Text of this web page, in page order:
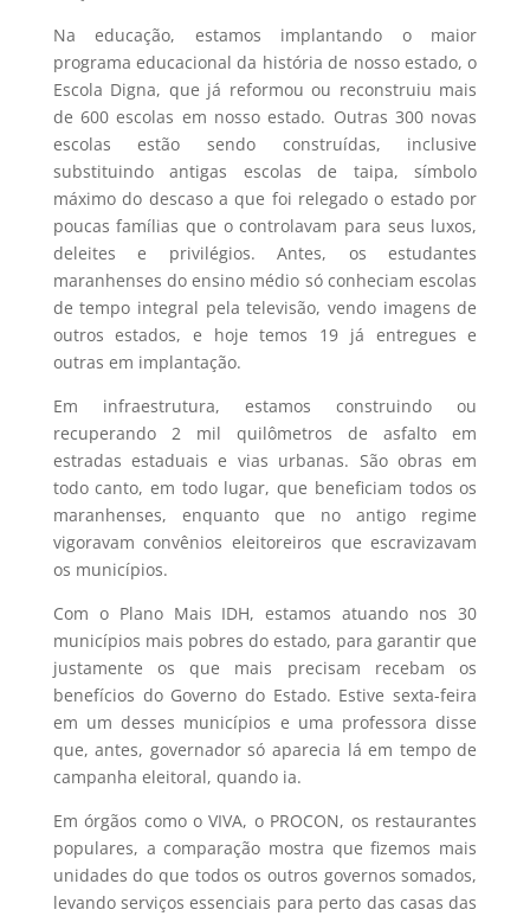
Na educação, estamos implantando o maior
programa educacional da história de nosso estado, o
Escola Digna, que já reformou ou reconstruiu mais
de 600 escolas em nosso estado. Outras 300 novas
escolas estão sendo construídas, inclusive
substituindo antigas escolas de taipa, símbolo
máximo do descaso a que foi relegado o estado por
poucas famílias que o controlavam para seus luxos,
deleites e privilégios. Antes, os estudantes
maranhenses do ensino médio só conheciam escolas
de tempo integral pela televisão, vendo imagens de
outros estados, e hoje temos 19 já entregues e
outras em implantação.
Em infraestrutura, estamos construindo ou
recuperando 2 mil quilômetros de asfalto em
estradas estaduais e vias urbanas. São obras em
todo canto, em todo lugar, que beneficiam todos os
maranhenses, enquanto que no antigo regime
vigoravam convênios eleitoreiros que escravizavam
os municípios.
Com o Plano Mais IDH, estamos atuando nos 30
municípios mais pobres do estado, para garantir que
justamente os que mais precisam recebam os
benefícios do Governo do Estado. Estive sexta-feira
em um desses municípios e uma professora disse
que, antes, governador só aparecia lá em tempo de
campanha eleitoral, quando ia.
Em órgãos como o VIVA, o PROCON, os restaurantes
populares, a comparação mostra que fizemos mais
unidades do que todos os outros governos somados,
levando serviços essenciais para perto das casas das